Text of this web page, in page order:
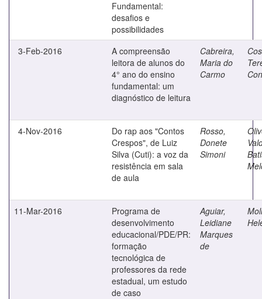
Fundamental:
desafios e
possibilidades
3-Feb-2016
A compreensão
leitora de alunos do
4° ano do ensino
fundamental: um
diagnóstico de leitura
Cabreira,
Maria do
Carmo
4-Nov-2016
Do rap aos "Contos
Crespos", de Luiz
Silva (Cuti): a voz da
resistência em sala
de aula
Rosso,
Donete
Simoni
11-Mar-2016
Programa de
desenvolvimento
educacional/PDE/PR:
formação
tecnológica de
professores da rede
estadual, um estudo
de caso
Aguiar,
Leidiane
Marques
de